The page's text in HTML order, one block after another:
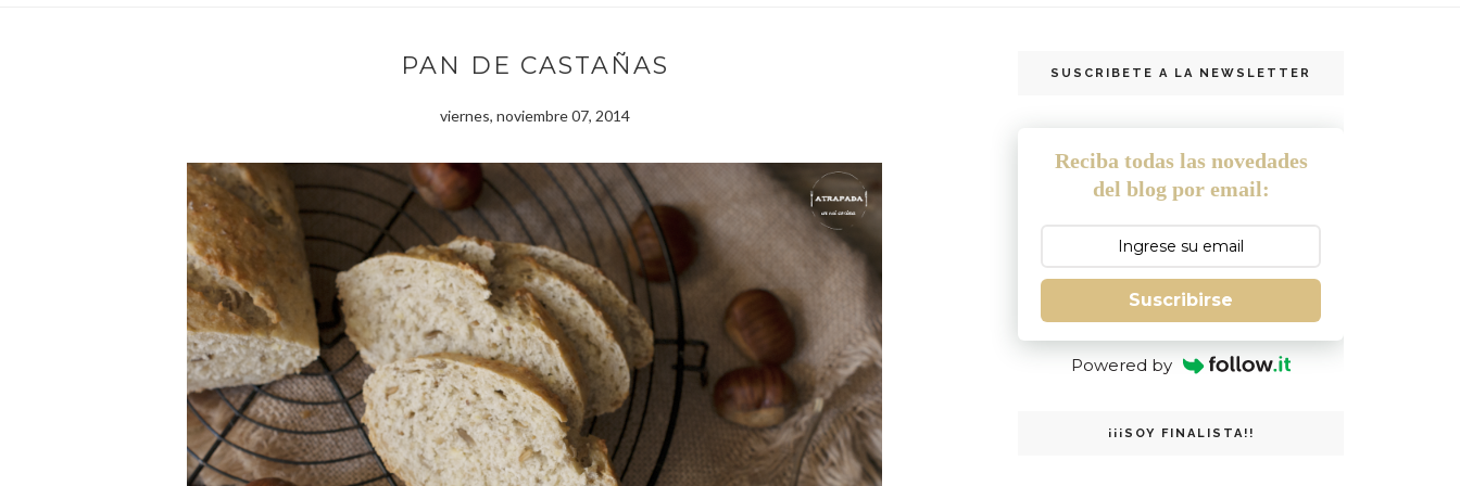
PAN DE CASTAÑAS
viernes, noviembre 07, 2014
SUSCRIBETE A LA NEWSLETTER
Reciba todas las novedades
del blog por email:
Suscribirse
Powered by
¡¡¡SOY FINALISTA!!